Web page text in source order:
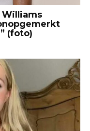
Williams
(foto)